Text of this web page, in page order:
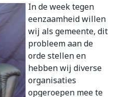
In de week tegen
eenzaamheid willen
wij als gemeente, dit
probleem aan de
orde stellen en
hebben wij diverse
organisaties
opgeroepen mee te